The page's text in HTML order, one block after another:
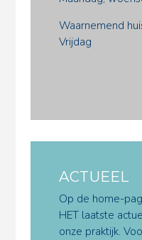
Waarnemend
Vrijdag
ACTUEEL
Op de home-
HET laatste
onze praktijk.